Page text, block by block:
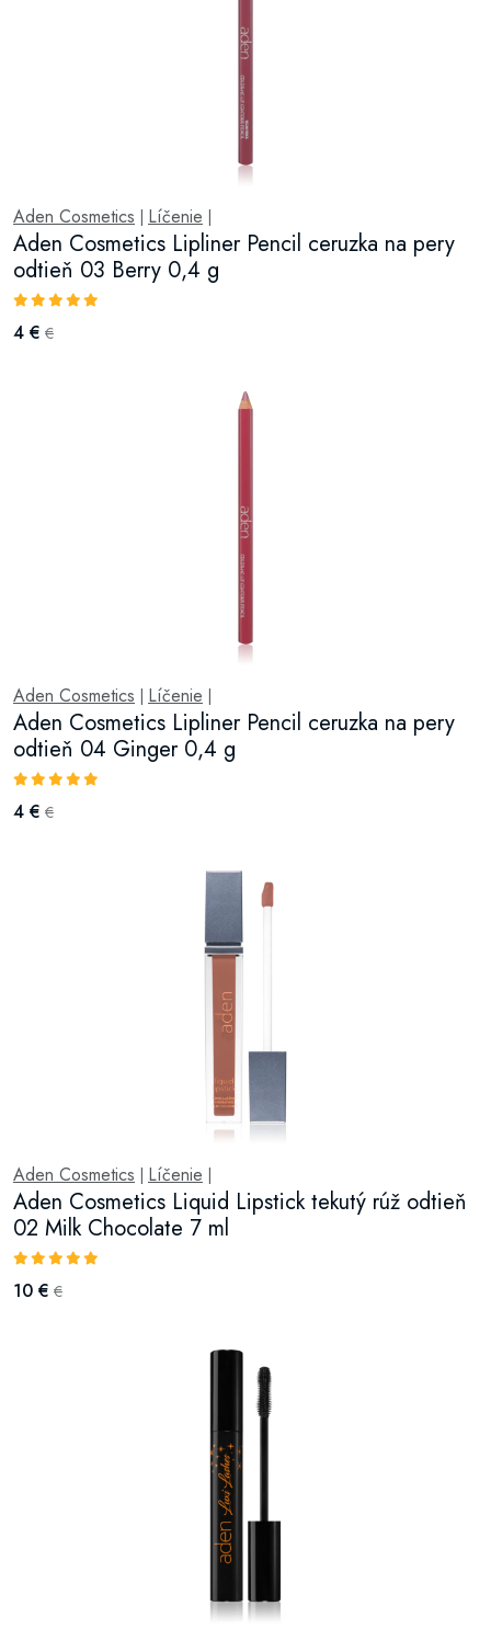
Aden Cosmetics Líčenie
Aden Cosmetics Lipliner Pencil ceruzka na pery
odtieň 03 Berry 0,4 g
4 € €
Aden Cosmetics Líčenie
Aden Cosmetics Lipliner Pencil ceruzka na pery
odtieň 04 Ginger 0,4 g
4 € €
Aden Cosmetics Líčenie
Aden Cosmetics Liquid Lipstick tekutý rúž odtieň
02 Milk Chocolate 7 ml
10 € €